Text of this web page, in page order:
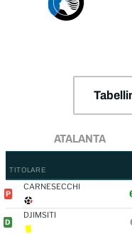
ATALANTA
TITOLARE
P
CARNESECCHI
D
DJIMSITI